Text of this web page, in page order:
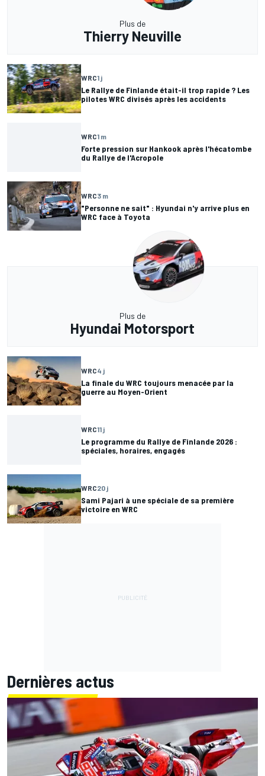
Plus de
Thierry Neuville
WRC1 j
Le Rallye de Finlande était-il trop rapide ? Les
pilotes WRC divisés après les accidents
WRC1 m
Forte pression sur Hankook après l'hécatombe
du Rallye de l'Acropole
WRC3 m
"Personne ne sait" : Hyundai n'y arrive plus en
WRC face à Toyota
Plus de
Hyundai Motorsport
WRC4 j
La finale du WRC toujours menacée par la
guerre au Moyen-Orient
WRC11 j
Le programme du Rallye de Finlande 2026 :
spéciales, horaires, engagés
WRC20 j
Sami Pajari à une spéciale de sa première
victoire en WRC
Dernières actus